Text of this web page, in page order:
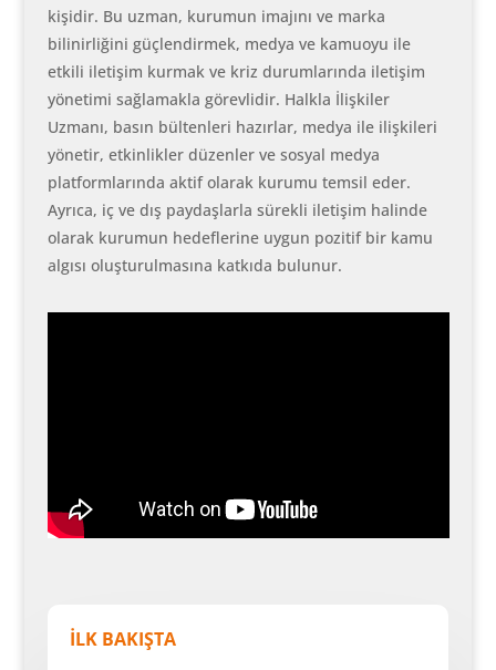
kişidir. Bu uzman, kurumun imajını ve marka
bilinirliğini güçlendirmek, medya ve kamuoyu ile
etkili iletişim kurmak ve kriz durumlarında iletişim
yönetimi sağlamakla görevlidir. Halkla İlişkiler
Uzmanı, basın bültenleri hazırlar, medya ile ilişkileri
yönetir, etkinlikler düzenler ve sosyal medya
platformlarında aktif olarak kurumu temsil eder.
Ayrıca, iç ve dış paydaşlarla sürekli iletişim halinde
olarak kurumun hedeflerine uygun pozitif bir kamu
algısı oluşturulmasına katkıda bulunur.
İLK BAKIŞTA